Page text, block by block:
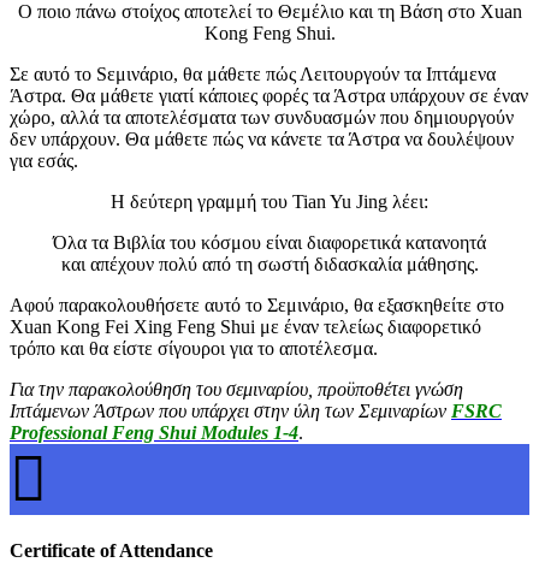
Ο ποιο πάνω στοίχος αποτελεί το Θεμέλιο και τη Βάση στο Xuan
Kong Feng Shui.
Σε αυτό το Sεμινάριο, θα μάθετε πώς Λειτουργούν τα Ιπτάμενα
Άστρα. Θα μάθετε γιατί κάποιες φορές τα Άστρα υπάρχουν σε έναν
χώρο, αλλά τα αποτελέσματα των συνδυασμών που δημιουργούν
δεν υπάρχουν. Θα μάθετε πώς να κάνετε τα Άστρα να δουλέψουν
για εσάς.
Η δεύτερη γραμμή του Tian Yu Jing λέει:
Όλα τα Βιβλία του κόσμου είναι διαφορετικά κατανοητά
και απέχουν πολύ από τη σωστή διδασκαλία μάθησης.
Αφού παρακολουθήσετε αυτό το Σεμινάριο, θα εξασκηθείτε στο
Xuan Kong Fei Xing Feng Shui με έναν τελείως διαφορετικό
τρόπο και θα είστε σίγουροι για το αποτέλεσμα.
Για την παρακολούθηση του σεμιναρίου, προϋποθέτει γνώση
Ιπτάμενων Άστρων που υπάρχει στην ύλη των Σεμιναρίων FSRC
Professional Feng Shui Modules 1-4.
Certificate of Attendance